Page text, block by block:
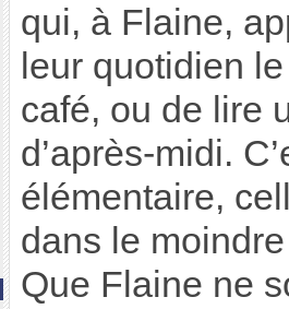
qui, à Flaine,
leur quotidien
café, ou de lire
d’après-midi.
élémentaire,
dans le
Que Flaine ne